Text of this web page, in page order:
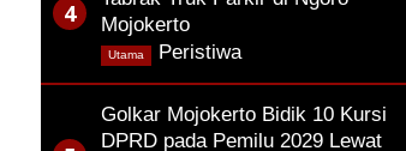
Mojokerto
Peristiwa,
Utama
Golkar Mojokerto Bidik 10 Kursi
DPRD pada Pemilu 2029 Lewat